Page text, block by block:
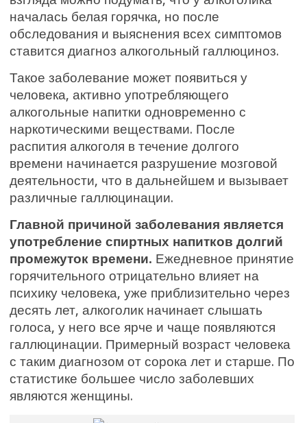
началась белая горячка, но после
обследования и выяснения всех симптомов
ставится диагноз алкогольный галлюциноз.
Такое заболевание может появиться у
человека, активно употребляющего
алкогольные напитки одновременно с
наркотическими веществами. После
распития алкоголя в течение долгого
времени начинается разрушение мозговой
деятельности, что в дальнейшем и вызывает
различные галлюцинации.
Главной причиной заболевания является
употребление спиртных напитков долгий
промежуток времени. Ежедневное принятие
горячительного отрицательно влияет на
психику человека, уже приблизительно через
десять лет, алкоголик начинает слышать
голоса, у него все ярче и чаще появляются
галлюцинации. Примерный возраст человека
с таким диагнозом от сорока лет и старше. По
статистике большее число заболевших
являются женщины.